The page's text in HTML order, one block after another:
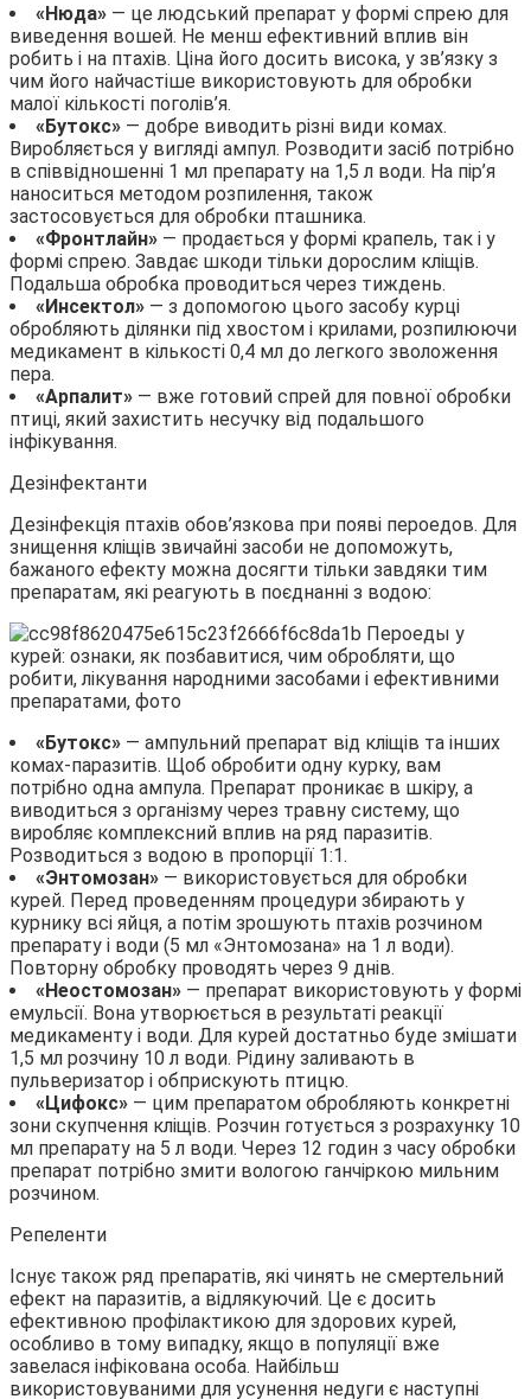
«Нюда» — це людський препарат у формі спрею для
виведення вошей. Не менш ефективний вплив він
робить і на птахів. Ціна його досить висока, у зв’язку з
чим його найчастіше використовують для обробки
малої кількості поголів’я.
«Бутокс» — добре виводить різні види комах.
Виробляється у вигляді ампул. Розводити засіб потрібно
в співвідношенні 1 мл препарату на 1,5 л води. На пір’я
наноситься методом розпилення, також
застосовується для обробки пташника.
«Фронтлайн» — продається у формі крапель, так і у
формі спрею. Завдає шкоди тільки дорослим кліщів.
Подальша обробка проводиться через тиждень.
«Инсектол» — з допомогою цього засобу курці
обробляють ділянки під хвостом і крилами, розпилюючи
медикамент в кількості 0,4 мл до легкого зволоження
пера.
«Арпалит» — вже готовий спрей для повної обробки
птиці, який захистить несучку від подальшого
інфікування.
Дезінфектанти
Дезінфекція птахів обов’язкова при появі пероедов. Для
знищення кліщів звичайні засоби не допоможуть,
бажаного ефекту можна досягти тільки завдяки тим
препаратам, які реагують в поєднанні з водою:
«Бутокс» — ампульний препарат від кліщів та інших
комах-паразитів. Щоб обробити одну курку, вам
потрібно одна ампула. Препарат проникає в шкіру, а
виводиться з організму через травну систему, що
виробляє комплексний вплив на ряд паразитів.
Розводиться з водою в пропорції 1:1.
«Энтомозан» — використовується для обробки
курей. Перед проведенням процедури збирають у
курнику всі яйця, а потім зрошують птахів розчином
препарату і води (5 мл «Энтомозана» на 1 л води).
Повторну обробку проводять через 9 днів.
«Неостомозан» — препарат використовують у формі
емульсії. Вона утворюється в результаті реакції
медикаменту і води. Для курей достатньо буде змішати
1,5 мл розчину 10 л води. Рідину заливають в
пульверизатор і обприскують птицю.
«Цифокс» — цим препаратом обробляють конкретні
зони скупчення кліщів. Розчин готується з розрахунку 10
мл препарату на 5 л води. Через 12 годин з часу обробки
препарат потрібно змити вологою ганчіркою мильним
розчином.
Репеленти
Існує також ряд препаратів, які чинять не смертельний
ефект на паразитів, а відлякуючий. Це є досить
ефективною профілактикою для здорових курей,
особливо в тому випадку, якщо в популяції вже
завелася інфікована особа. Найбільш
використовуваними для усунення недуги є наступні